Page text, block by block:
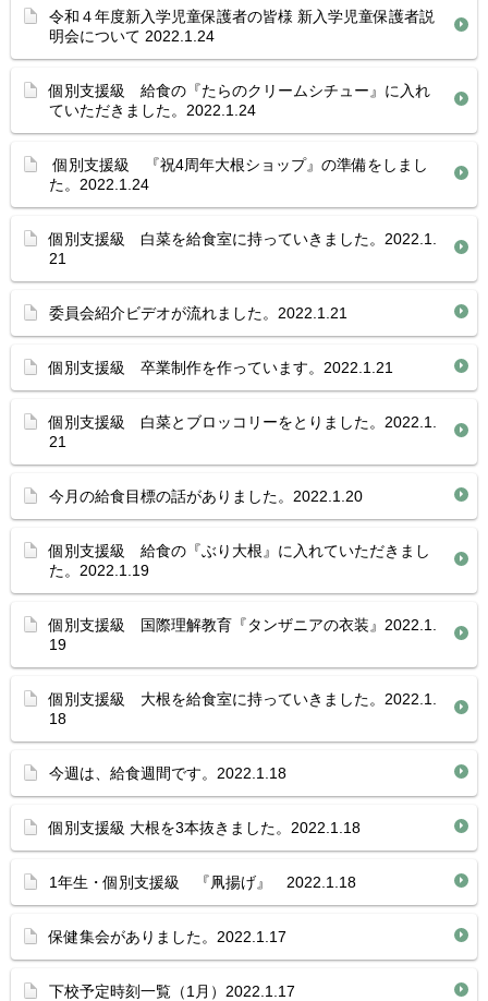
令和４年度新入学児童保護者の皆様 新入学児童保護者説
明会について 2022.1.24
個別支援級 給食の『たらのクリームシチュー』に入れ
ていただきました。2022.1.24
個別支援級 『祝4周年大根ショップ』の準備をしまし
た。2022.1.24
個別支援級 白菜を給食室に持っていきました。2022.1.
21
委員会紹介ビデオが流れました。2022.1.21
個別支援級 卒業制作を作っています。2022.1.21
個別支援級 白菜とブロッコリーをとりました。2022.1.
21
今月の給食目標の話がありました。2022.1.20
個別支援級 給食の『ぶり大根』に入れていただきまし
た。2022.1.19
個別支援級 国際理解教育『タンザニアの衣装』2022.1.
19
個別支援級 大根を給食室に持っていきました。2022.1.
18
今週は、給食週間です。2022.1.18
個別支援級 大根を3本抜きました。2022.1.18
1年生・個別支援級 『凧揚げ』 2022.1.18
保健集会がありました。2022.1.17
下校予定時刻一覧（1月）2022.1.17